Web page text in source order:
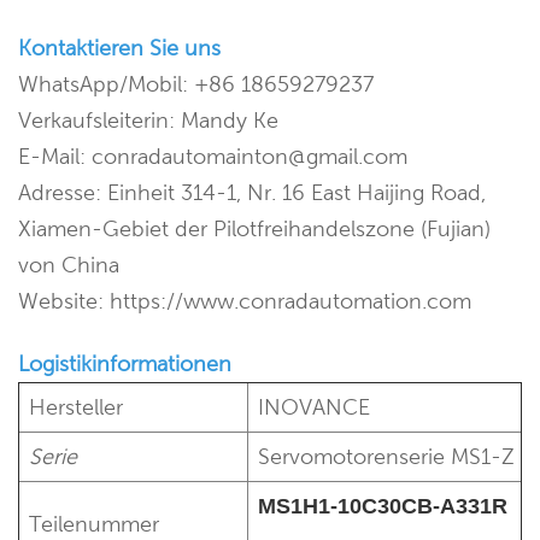
Kontaktieren Sie uns
WhatsApp/Mobil: +86 18659279237
Verkaufsleiterin: Mandy Ke
E-Mail: conradautomainton@gmail.com
Adresse: Einheit 314-1, Nr. 16 East Haijing Road,
Xiamen-Gebiet der Pilotfreihandelszone (Fujian)
von China
Website: https://www.conradautomation.com
Logistikinformationen
Hersteller
INOVANCE
Serie
Servomotorenserie MS1-Z
Teilenummer
MS1H1-10C30CB-A331R